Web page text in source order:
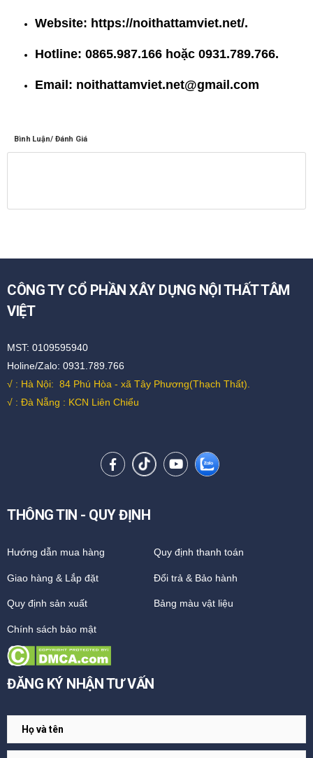
Website: https://noithattamviet.net/.
Hotline: 0865.987.166 hoặc 0931.789.766.
Email: noithattamviet.net@gmail.com
Bình Luận/ Đánh Giá
CÔNG TY CỔ PHẦN XÂY DỰNG NỘI THẤT TÂM
VIỆT
MST: 0109595940
Holine/Zalo: 0931.789.766
√ : Hà Nội: 84 Phú Hòa - xã Tây Phương(Thạch Thất).
√ : Đà Nẵng : KCN Liên Chiểu
THÔNG TIN - QUY ĐỊNH
Hướng dẫn mua hàng Quy định thanh toán
Giao hàng & Lắp đặt Đổi trả & Bảo hành
Quy định sản xuất Bảng màu vật liệu
Chính sách bảo mật
ĐĂNG KÝ NHẬN TƯ VẤN